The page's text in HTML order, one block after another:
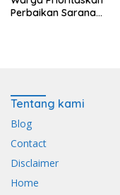
Perbaikan Sarana
Tentang kami
Blog
Contact
Disclaimer
Home